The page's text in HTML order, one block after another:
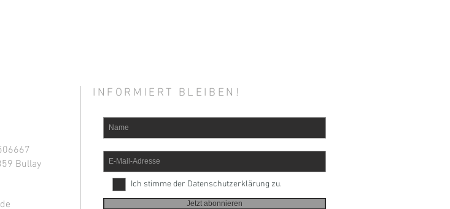
Bullay
INFORMIERT BLEIBEN!
Ich stimme der Datenschutzerklärung zu.
Jetzt abonnieren